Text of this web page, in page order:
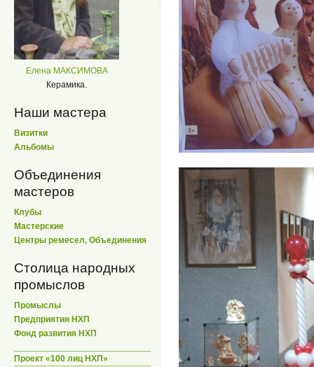
Елена МАКСИМОВА
Керамика.
Наши мастера
Визитки
Альбомы
Объединения
мастеров
Клубы
Мастерские
Центры ремесел, Объединения
Столица народных
промыслов
Промыслы
Предприятия НХП
Фонд развития НХП
Проект «100 лиц НХП»